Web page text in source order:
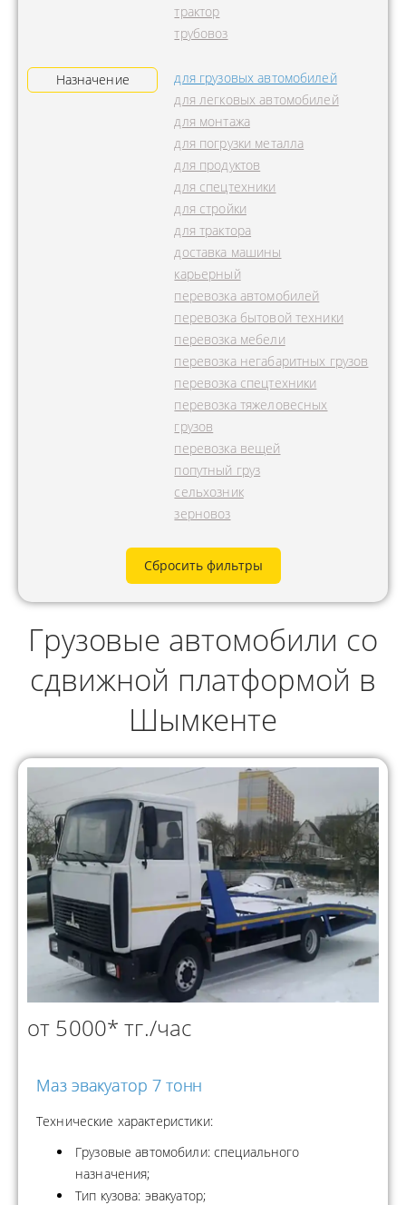
трактор
трубовоз
Назначение
для грузовых автомобилей
для легковых автомобилей
для монтажа
для погрузки металла
для продуктов
для спецтехники
для стройки
для трактора
доставка машины
карьерный
перевозка автомобилей
перевозка бытовой техники
перевозка мебели
перевозка негабаритных грузов
перевозка спецтехники
перевозка тяжеловесных
грузов
перевозка вещей
попутный груз
сельхозник
зерновоз
Сбросить фильтры
Грузовые автомобили со
сдвижной платформой в
Шымкенте
от 5000* тг./час
Маз эвакуатор 7 тонн
Технические характеристики:
Грузовые автомобили: специального
назначения;
Тип кузова: эвакуатор;